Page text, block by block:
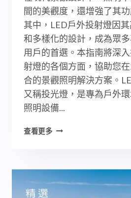
間的美觀度，還增強了其
其中，LED戶外投射燈因
和多樣化的設計，成為眾
用戶的首選。本指南將深
射燈的各個方面，協助您
合的景觀照明解決方案。
又稱投光燈，是專為戶外
照明設備...
查看更多LED
燈